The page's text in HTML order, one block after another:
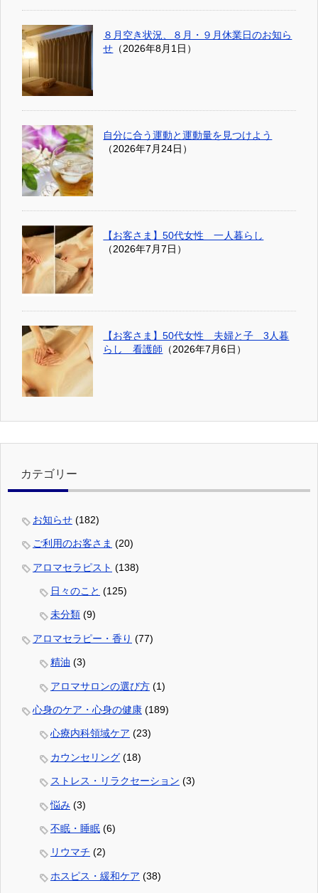
８月空き状況、８月・９月休業日のお知ら
せ （2026年8月1日）
自分に合う運動と運動量を見つけよう
（2026年7月24日）
【お客さま】50代女性 一人暮らし
（2026年7月7日）
【お客さま】50代女性 夫婦と子 3人暮
らし 看護師 （2026年7月6日）
カテゴリー
お知らせ (182)
ご利用のお客さま (20)
アロマセラピスト (138)
日々のこと (125)
未分類 (9)
アロマセラピー・香り (77)
精油 (3)
アロマサロンの選び方 (1)
心身のケア・心身の健康 (189)
心療内科領域ケア (23)
カウンセリング (18)
ストレス・リラクセーション (3)
悩み (3)
不眠・睡眠 (6)
リウマチ (2)
ホスピス・緩和ケア (38)